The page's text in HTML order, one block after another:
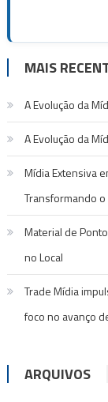
MAIS
A Evolução da
A Evolução da
Mídia Extensiva
Transformando
Material de
no Local
Trade Mídia
foco no avanço
ARQUIVOS